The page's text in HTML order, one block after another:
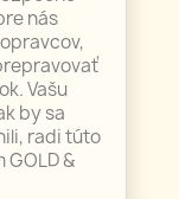
nás
Vašu
by sa
radi túto
&